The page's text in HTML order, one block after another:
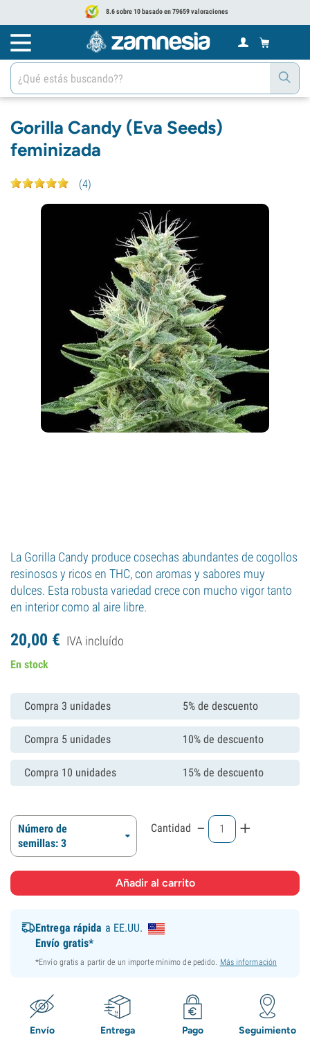
8.6 sobre 10 basado en 79659 valoraciones
Gorilla Candy (Eva Seeds)
feminizada
(4)
La Gorilla Candy produce cosechas abundantes de cogollos
resinosos y ricos en THC, con aromas y sabores muy
dulces. Esta robusta variedad crece con mucho vigor tanto
en interior como al aire libre.
20,00 € IVA incluído
En stock
Compra 3 unidades 5% de descuento
Compra 5 unidades 10% de descuento
Compra 10 unidades 15% de descuento
Número de
semillas: 3
Cantidad - +
Entrega rápida a EE.UU.
Envío gratis*
*Envío gratis a partir de un importe mínimo de pedido. Más información
Envío
Entrega
Pago
Seguimiento